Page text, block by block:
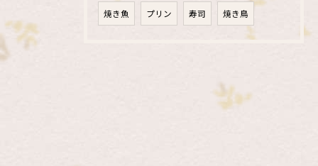
焼き魚 プリン 寿司 焼き鳥